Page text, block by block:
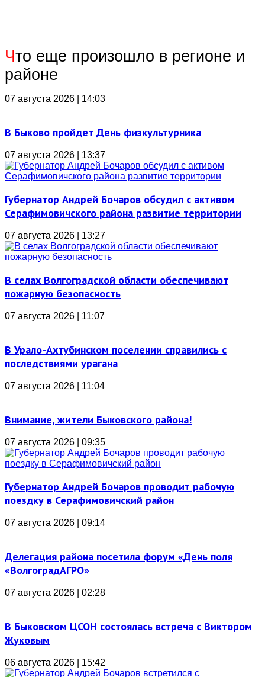
Что еще произошло в регионе и
районе
07 августа 2026 | 14:03
В Быково пройдет День физкультурника
07 августа 2026 | 13:37
Губернатор Андрей Бочаров обсудил с активом
Серафимовичского района развитие территории
07 августа 2026 | 13:27
В селах Волгоградской области обеспечивают
пожарную безопасность
07 августа 2026 | 11:07
В Урало-Ахтубинском поселении справились с
последствиями урагана
07 августа 2026 | 11:04
Внимание, жители Быковского района!
07 августа 2026 | 09:35
Губернатор Андрей Бочаров проводит рабочую
поездку в Серафимовичский район
07 августа 2026 | 09:14
Делегация района посетила форум «День поля
«ВолгоградАГРО»
07 августа 2026 | 02:28
В Быковском ЦСОН состоялась встреча с Виктором
Жуковым
06 августа 2026 | 15:42